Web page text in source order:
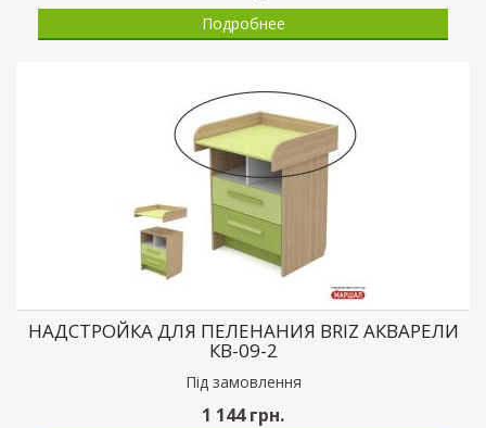
Подробнее
НАДСТРОЙКА ДЛЯ ПЕЛЕНАНИЯ BRIZ АКВАРЕЛИ
КВ-09-2
Пiд замовлення
1 144грн.